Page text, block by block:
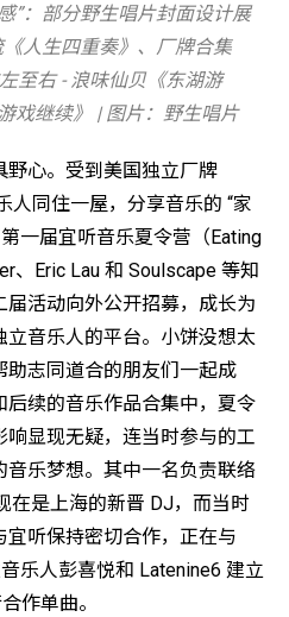
”：部分野生唱片封面设计展
人生四重奏》、厂牌合集
至右 - 浪味仙贝《东湖游
戏继续》 | 图片：野生唱片
野心。受到美国独立厂牌
人同住一屋，分享音乐的 “家
一届宜听音乐夏令营（Eating
、Eric Lau 和 Soulscape 等知
活动向外公开招募，成长为
音乐人的平台。小饼没想太
志同道合的朋友们一起成
续的音乐作品合集中，夏令
显现无疑，连当时参与的工
乐梦想。其中一名负责联络
在是上海的新晋 DJ，而当时
听保持密切合作，正在与
乐人彭喜悦和 Latenine6 建立
作单曲。